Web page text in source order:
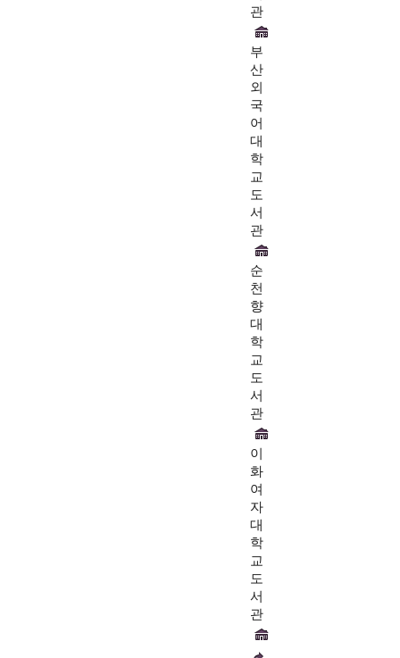
관
부
산
외
국
어
대
학
교
도
서
관
순
천
향
대
학
교
도
서
관
이
화
여
자
대
학
교
도
서
관